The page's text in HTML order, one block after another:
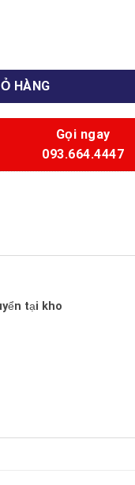
HÀNG
Gọi ngay
093.664.4447
tại kho